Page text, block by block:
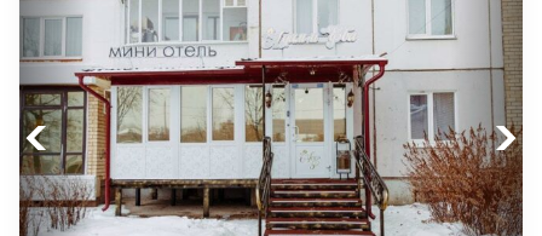
Previous Next